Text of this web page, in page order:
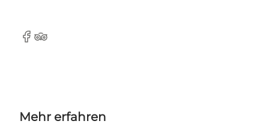
Facebook
Tripadvisor
Mehr erfahren